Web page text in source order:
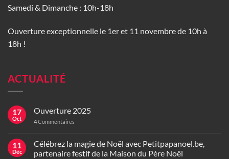
Samedi & Dimanche : 10h-18h
Ouverture exceptionnelle le 1er et 11 novembre de 10h à
18h !
ACTUALITÉ
17
Oct
Ouverture 2025
4Commentaires
11
Déc
Célébrez la magie de Noël avec Petitpapanoel.be,
partenaire festif de la Maison du Père Noël